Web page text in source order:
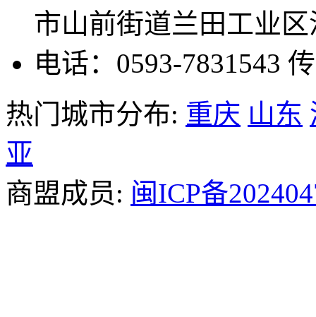
市山前街道兰田工业
电话：0593-7831543
热门城市分布: 重庆 山东
亚
商盟成员: 闽ICP备